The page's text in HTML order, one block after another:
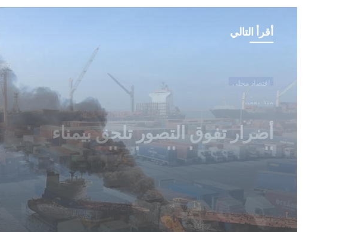
أقرأ التالي
رياضة محلية
منذ يومين
بين ضغوط واشنطن ورسائل
صنعاء… الرياض في اختبار الانصياع
للحق اليمني أو تكلفة التصعيد